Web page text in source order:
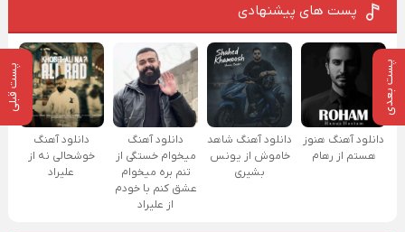
پست بعدی پست قبلی
پست های پیشنهادی
دانلود آهنگ هنوز
هستم از رهام
دانلود آهنگ شاهد
خاموش از یونس
بشیری
دانلود آهنگ
میخوام خستگی از
تنم بره میخوام
عشق کنم با خودم
از علیراد
دانلود آهنگ
خوشحالی نه از
علیراد